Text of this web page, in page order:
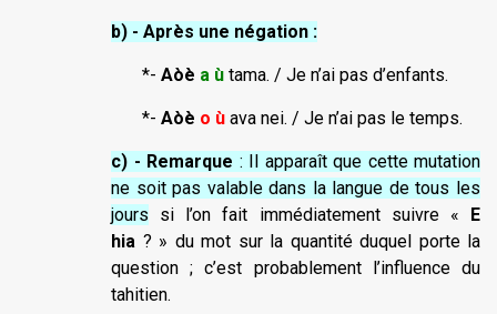
b) - Après une négation :
*- Aòè a ù tama. / Je n’ai pas d’enfants.
*- Aòè o ù ava nei. / Je n’ai pas le temps.
c) - Remarque : Il apparaît que cette mutation
ne soit pas valable dans la langue de tous les
jours si l’on fait immédiatement suivre « E
hia ? » du mot sur la quantité duquel porte la
question ; c’est probablement l’influence du
tahitien.